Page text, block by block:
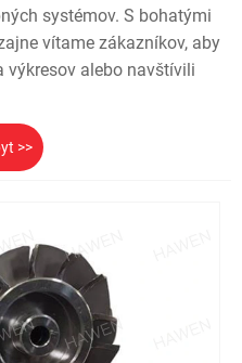
systémov. S bohatými
vítame zákazníkov, aby
alebo navštívili
>>